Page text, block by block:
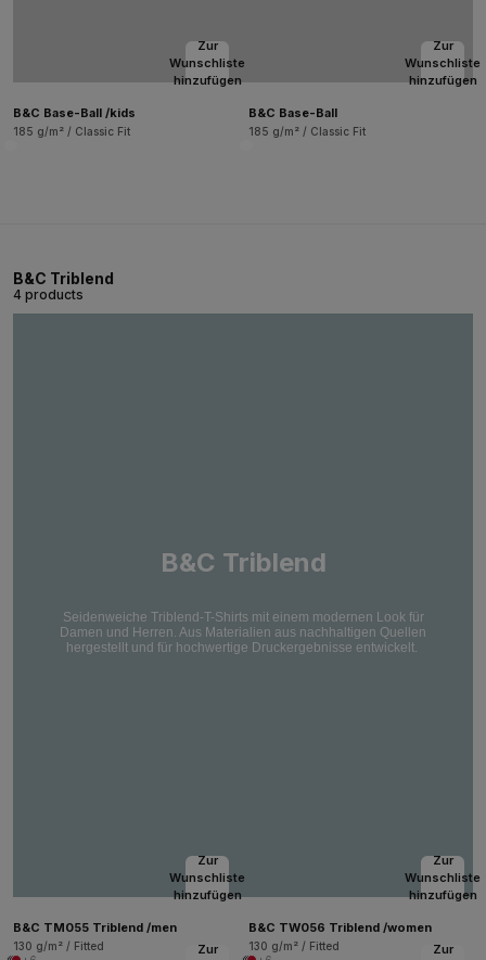
Zur
Wunschliste
hinzufügen
B&C Base-Ball /kids
185 g/m² / Classic Fit
Zur
Wunschliste
hinzufügen
B&C Base-Ball
185 g/m² / Classic Fit
B&C Triblend
4 products
B&C Triblend
Seidenweiche Triblend-T-Shirts mit einem modernen Look für
Damen und Herren. Aus Materialien aus nachhaltigen Quellen
hergestellt und für hochwertige Druckergebnisse entwickelt.
Zur
Wunschliste
hinzufügen
B&C TM055 Triblend /men
130 g/m² / Fitted
Zur
Wunschliste
hinzufügen
B&C TW056 Triblend /women
130 g/m² / Fitted
Zur
Zur